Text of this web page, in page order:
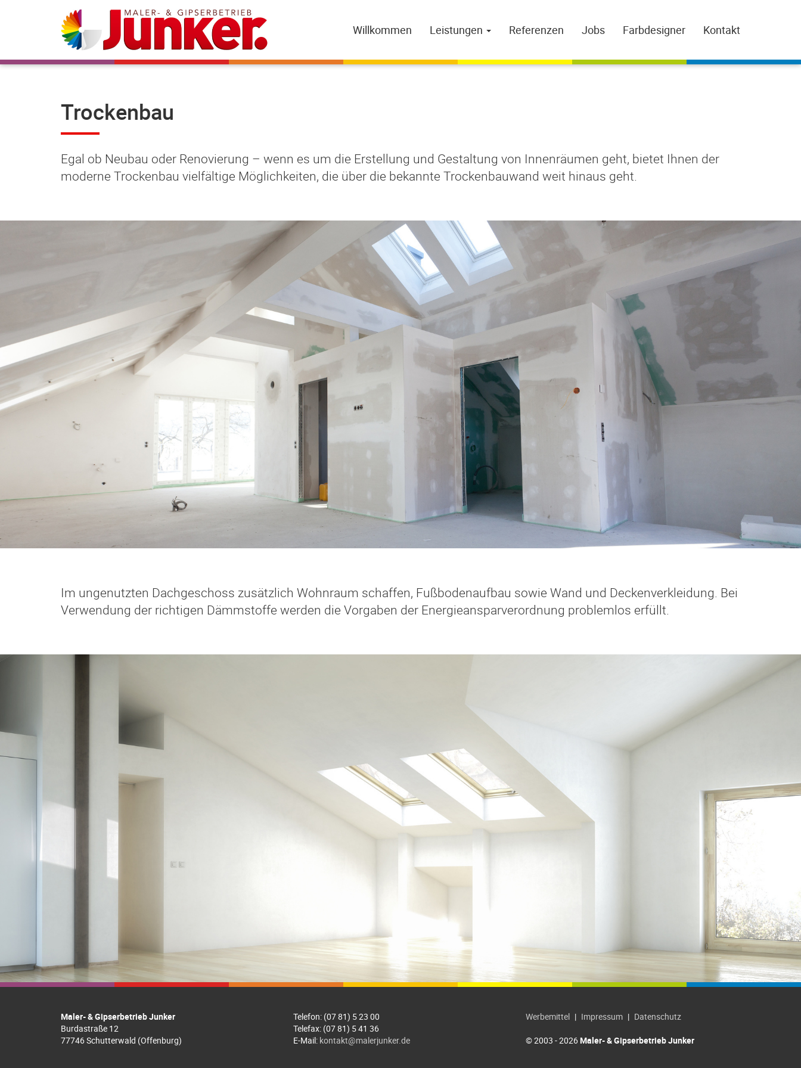
Willkommen Leistungen Referenzen Jobs Farbdesigner Kontakt
Trockenbau
Egal ob Neubau oder Renovierung – wenn es um die Erstellung und Gestaltung von Innenräumen geht, bietet Ihnen der
moderne Trockenbau vielfältige Möglichkeiten, die über die bekannte Trockenbauwand weit hinaus geht.
Im ungenutzten Dachgeschoss zusätzlich Wohnraum schaffen, Fußbodenaufbau sowie Wand und Deckenverkleidung. Bei
Verwendung der richtigen Dämmstoffe werden die Vorgaben der Energieansparverordnung problemlos erfüllt.
Maler- & Gipserbetrieb Junker
Burdastraße 12
77746 Schutterwald (Offenburg)
Telefon: (07 81) 5 23 00
Telefax: (07 81) 5 41 36
E-Mail: kontakt@malerjunker.de
Werbemittel | Impressum | Datenschutz
© 2003 - 2026 Maler- & Gipserbetrieb Junker